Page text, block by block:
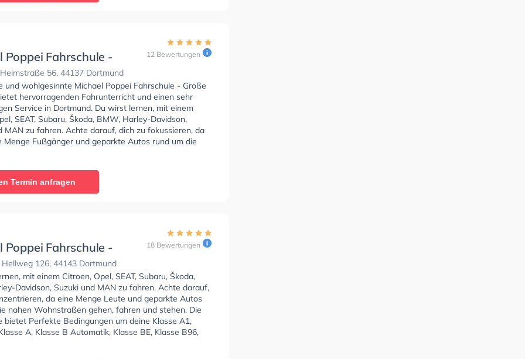
Poppei Fahrschule -
56, 44137 Dortmund
12 Bewertungen
und wohlgesinnte Michael Poppei Fahrschule - Große
hervorragenden Fahrunterricht und einen sehr
Service in Dortmund. Du wirst lernen, mit einem
SEAT, Subaru, Škoda, BMW, Harley-Davidson,
MAN zu fahren. Achte darauf, dich zu fokussieren, da
Menge Fußgänger und geparkte Autos rund um die
Wohnstraßen gehen, fahren und stehen. Die
Klasse A, Klasse B Automatik, Klasse BE, Klasse
AM, Klasse BF17, Klasse A2, Klasse C1, Klasse C1E,
CE, Mofa - Prüfbescheinigung und B196 zu
Termin anfragen
Poppei Fahrschule -
Hellweg 126, 44143 Dortmund
18 Bewertungen
mit einem Citroen, Opel, SEAT, Subaru, Škoda,
Davidson, Suzuki und MAN zu fahren. Achte darauf,
da eine Menge Leute und geparkte Autos
nahen Wohnstraßen gehen, fahren und stehen. Die
bietet Perfekte Bedingungen um deine Klasse A1,
A, Klasse B Automatik, Klasse BE, Klasse B96,
Klasse BF17, Klasse A2, Klasse C1, Klasse C1E, Klasse